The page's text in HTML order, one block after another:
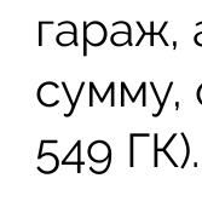
гараж,
сумму,
549 ГК).